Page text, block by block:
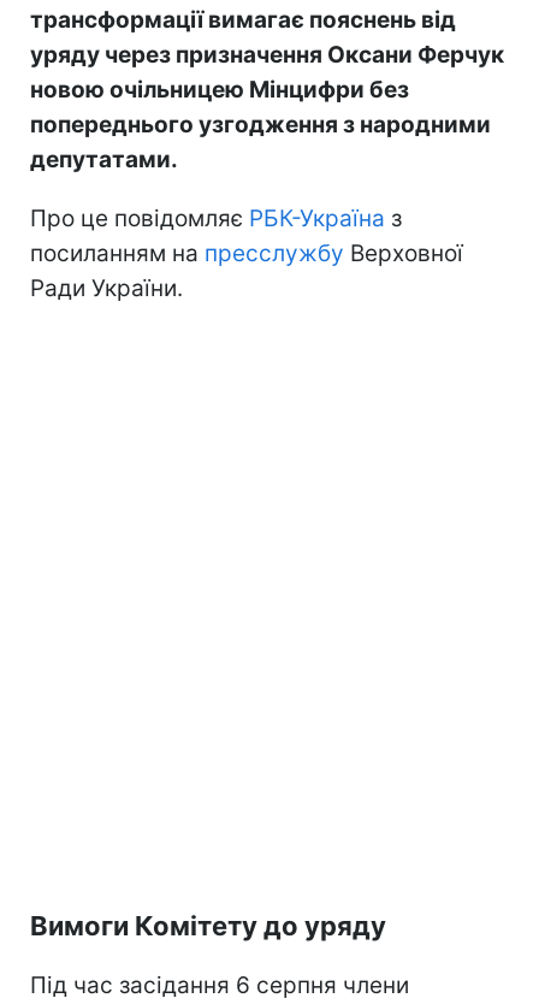
трансформації вимагає пояснень від
уряду через призначення Оксани Ферчук
новою очільницею Мінцифри без
попереднього узгодження з народними
депутатами.
Про це повідомляє РБК-Україна з
посиланням на пресслужбу Верховної
Ради України.
Вимоги Комітету до уряду
Під час засідання 6 серпня члени